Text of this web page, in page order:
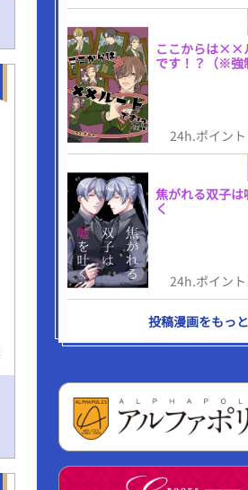
ここからは××
です！？（※強
24h.ポイン
焦がれる双子は
く
24h.ポイン
投稿漫画をもっ